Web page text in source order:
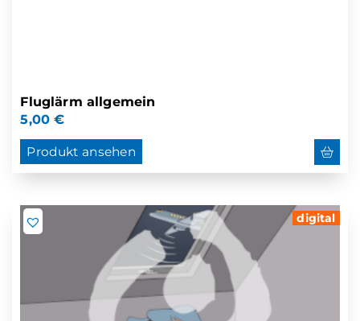
Fluglärm allgemein
5,00€
Produkt ansehen
digital